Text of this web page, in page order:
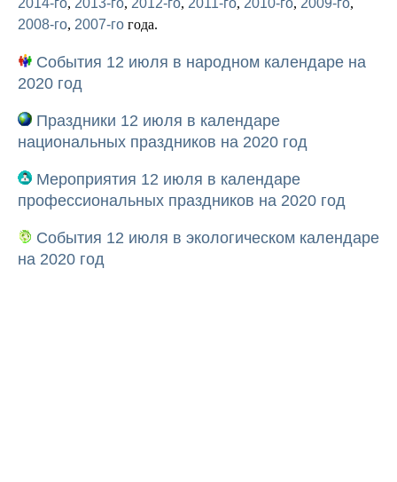
2014-го, 2013-го, 2012-го, 2011-го, 2010-го, 2009-го,
2008-го, 2007-го года.
События 12 июля в народном календаре на
2020 год
Праздники 12 июля в календаре
национальных праздников на 2020 год
Мероприятия 12 июля в календаре
профессиональных праздников на 2020 год
События 12 июля в экологическом календаре
на 2020 год